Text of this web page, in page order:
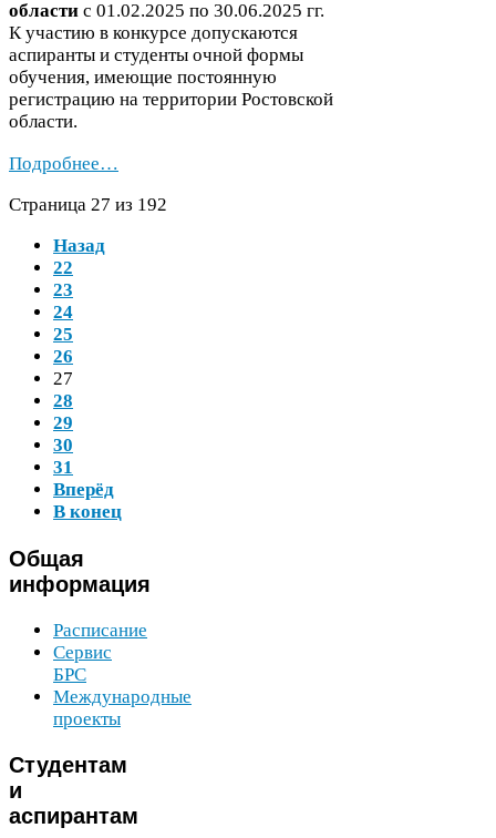
области с 01.02.2025 по 30.06.2025 гг.
К участию в конкурсе допускаются
аспиранты и студенты очной формы
обучения, имеющие постоянную
регистрацию на территории Ростовской
области.
Подробнее…
Страница 27 из 192
Назад
22
23
24
25
26
27
28
29
30
31
Вперёд
В конец
Общая
информация
Расписание
Сервис
БРС
Международные
проекты
Студентам
и
аспирантам